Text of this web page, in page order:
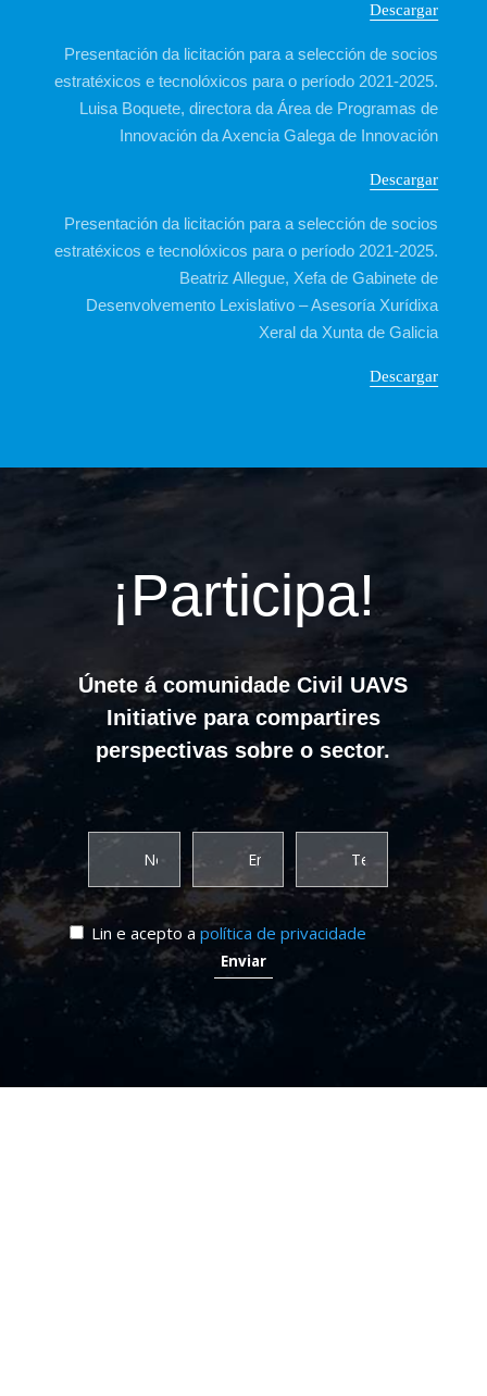
Descargar
Presentación da licitación para a selección de socios
estratéxicos e tecnolóxicos para o período 2021-2025.
Luisa Boquete, directora da Área de Programas de
Innovación da Axencia Galega de Innovación
Descargar
Presentación da licitación para a selección de socios
estratéxicos e tecnolóxicos para o período 2021-2025.
Beatriz Allegue, Xefa de Gabinete de
Desenvolvemento Lexislativo – Asesoría Xurídixa
Xeral da Xunta de Galicia
Descargar
¡Participa!
Únete á comunidade Civil UAVS
Initiative para compartires
perspectivas sobre o sector.
Lin e acepto a política de privacidade